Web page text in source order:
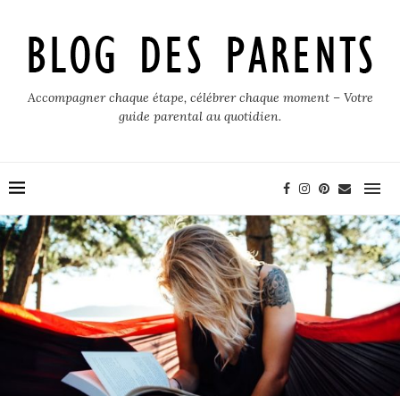
Accompagner chaque étape, célébrer chaque moment – Votre
guide parental au quotidien.